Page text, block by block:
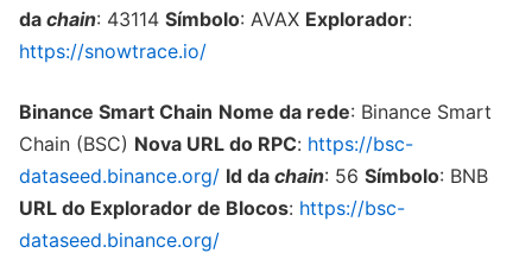
da chain: 43114 Símbolo: AVAX Explorador:
https://snowtrace.io/
Binance Smart Chain Nome da rede: Binance Smart
Chain (BSC) Nova URL do RPC: https://bsc-
dataseed.binance.org/ Id da chain: 56 Símbolo: BNB
URL do Explorador de Blocos: https://bsc-
dataseed.binance.org/